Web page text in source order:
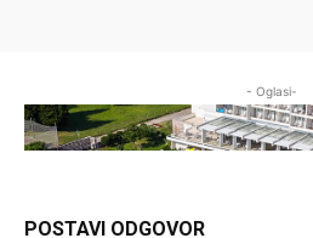
- Oglasi-
POSTAVI ODGOVOR